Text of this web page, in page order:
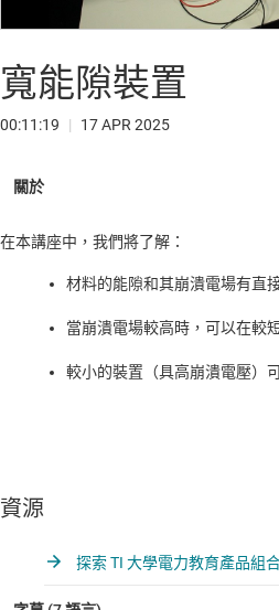
寬能隙裝置
00:11:19 | 17 APR 2025
在本講座中，我們將了解：
材料的能隙和其崩潰電場有直
當崩潰電場較高時，可以在較
較小的裝置（具高崩潰電壓）
資源
探索 TI 大學電力教育產品組